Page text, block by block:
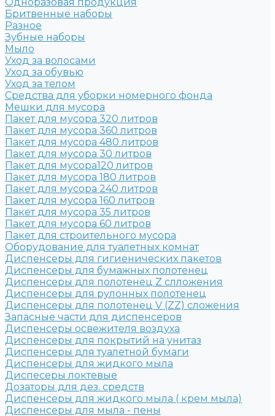
Бритвенные наборы
Разное
Зубные наборы
Мыло
Уход за волосами
Уход за обувью
Уход за телом
Средства для уборки номерного фонда
Мешки для мусора
Пакет для мусора 320 литров
Пакет для мусора 360 литров
Пакет для мусора 480 литров
Пакет для мусора 30 литров
Пакет для мусора120 литров
Пакет для мусора 180 литров
Пакет для мусора 240 литров
Пакет для мусора 160 литров
Пакет для мусора 35 литров
Пакет для мусора 60 литров
Пакет для строительного мусора
Оборудование для туалетных комнат
Диспенсеры для гигиенических пакетов
Диспенсеры для бумажных полотенец
Диспенсеры для полотенец Z слложения
Диспенсеры для рулонных полотенец
Диспенсеры для полотенец V (ZZ) сложения
Запасные части для диспенсеров
Диспенсеры освежителя воздуха
Диспенсеры для покрытий на унитаз
Диспенсеры для туалетной бумаги
Диспенсеры для жидкого мыла
Диспесеры локтевые
Дозаторы для дез. средств
Диспенсеры для жидкого мыла ( крем мыла)
Диспенсеры для мыла - пены